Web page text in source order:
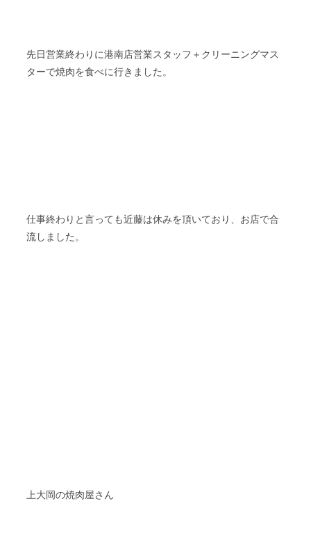
先日営業終わりに港南店営業スタッフ＋クリーニングマス
ターで焼肉を食べに行きました。
仕事終わりと言っても近藤は休みを頂いており、お店で合
流しました。
上大岡の焼肉屋さん